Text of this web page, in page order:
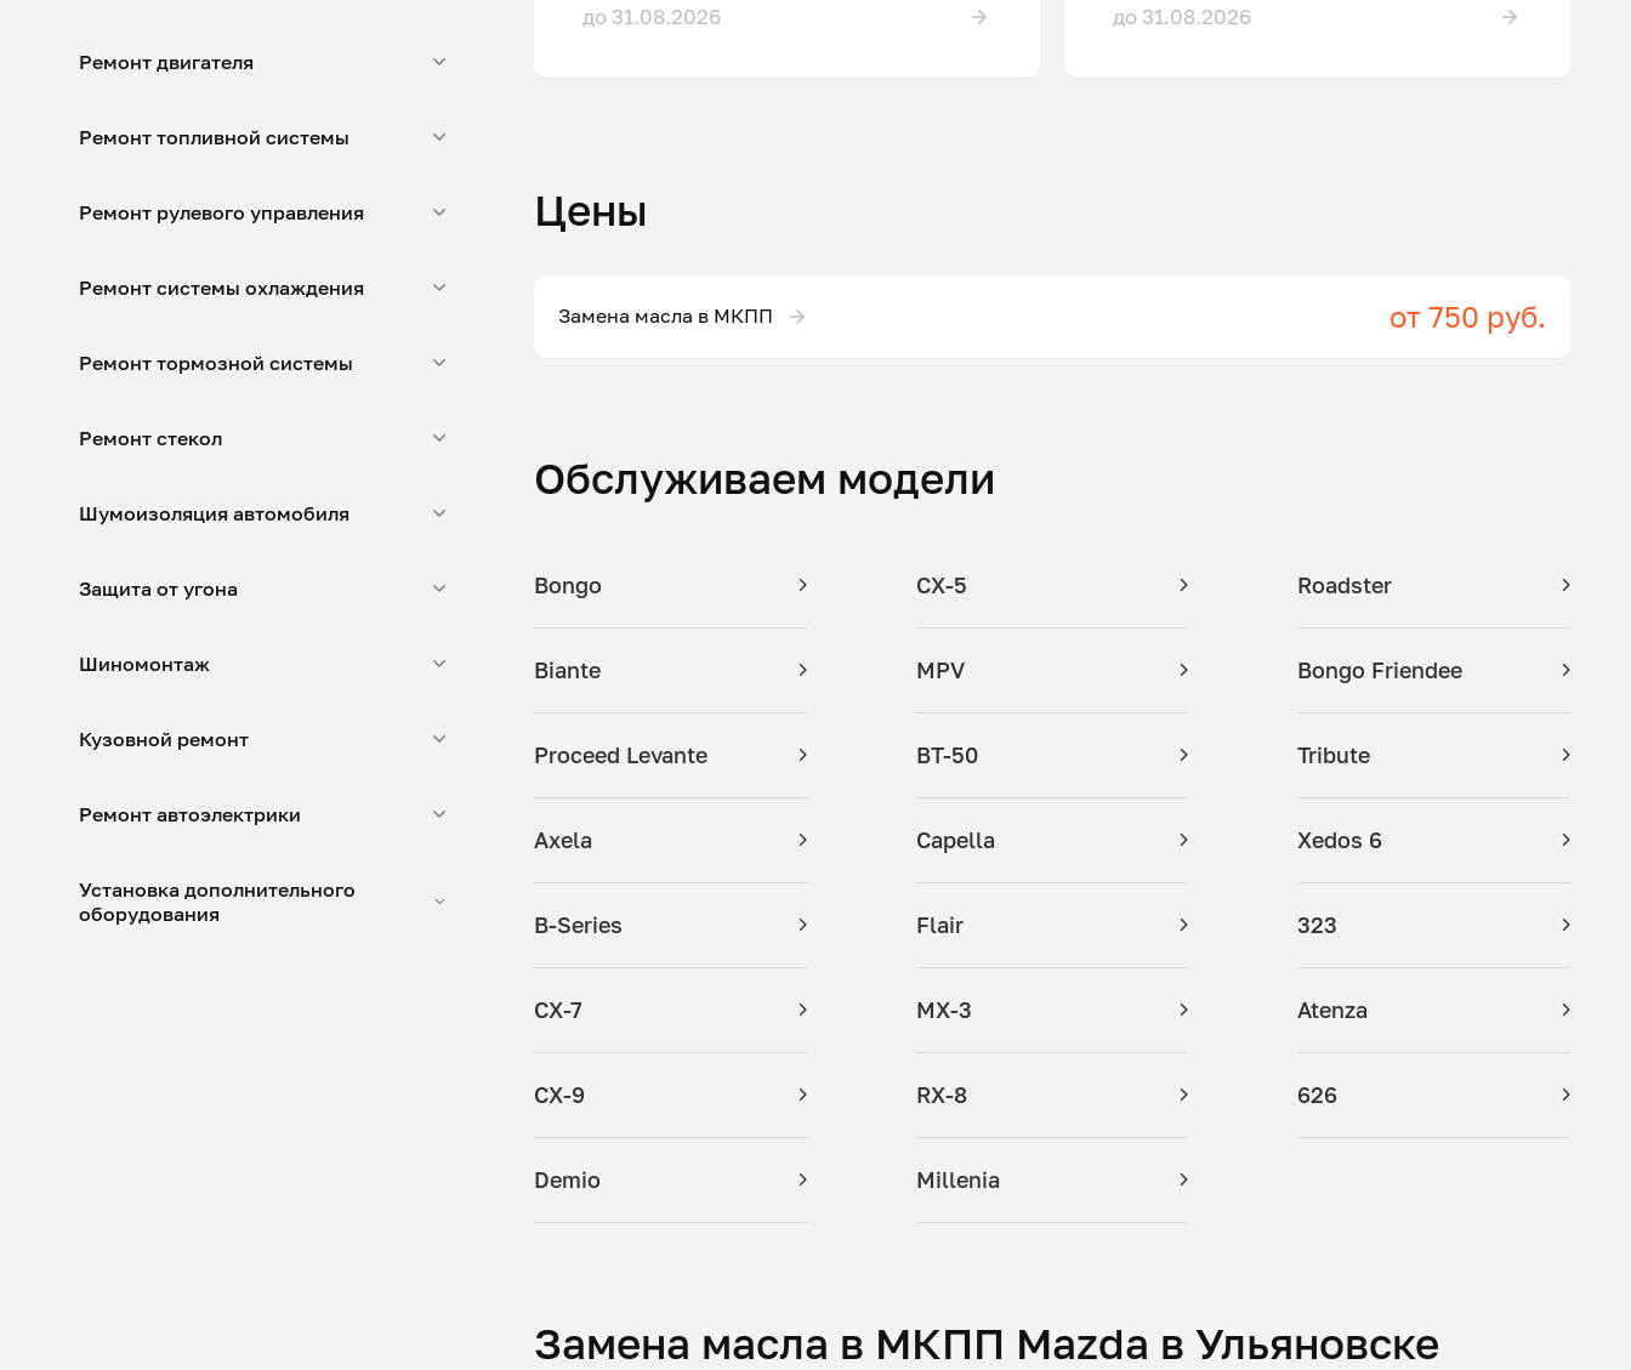
Ремонт двигателя
Ремонт топливной системы
Ремонт рулевого управления
Ремонт системы охлаждения
Ремонт тормозной системы
Ремонт стекол
Шумоизоляция автомобиля
Защита от угона
Шиномонтаж
Кузовной ремонт
Ремонт автоэлектрики
Установка дополнительного
оборудования
до 31.08.2026 до 31.08.2026
Цены
Замена масла в МКПП от 750 руб.
Обслуживаем модели
Bongo CX-5 Roadster
Biante MPV Bongo Friendee
Proceed Levante BT-50 Tribute
Axela Capella Xedos 6
B-Series Flair 323
CX-7 MX-3 Atenza
CX-9 RX-8 626
Demio Millenia
Замена масла в МКПП Mazda в Ульяновске